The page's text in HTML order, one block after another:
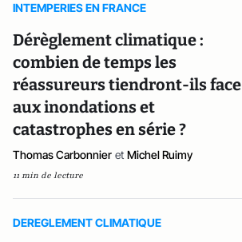
INTEMPERIES EN FRANCE
Dérèglement climatique :
combien de temps les
réassureurs tiendront-ils face
aux inondations et
catastrophes en série ?
Thomas Carbonnier et Michel Ruimy
11 min de lecture
DEREGLEMENT CLIMATIQUE